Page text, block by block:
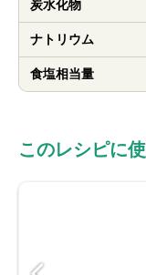
炭水化物
ナトリウム
食塩相当量
このレシピに